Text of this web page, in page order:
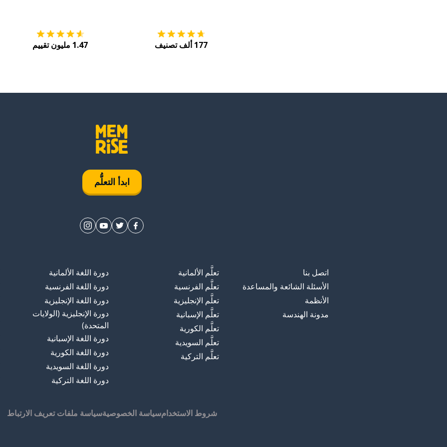
177 ألف تصنيف 1.47 مليون تقييم
ابدأ التعلُّم
اتصل بنا
الأسئلة الشائعة والمساعدة
الأنظمة
مدونة الهندسة
تعلَّم الألمانية
تعلَّم الفرنسية
تعلَّم الإنجليزية
تعلَّم الإسبانية
تعلَّم الكورية
تعلَّم السويدية
تعلَّم التركية
دورة اللغة الألمانية
دورة اللغة الفرنسية
دورة اللغة الإنجليزية
دورة الإنجليزية (الولايات
المتحدة)
دورة اللغة الإسبانية
دورة اللغة الكورية
دورة اللغة السويدية
دورة اللغة التركية
شروط الاستخدامسياسة الخصوصيةسياسة ملفات تعريف الارتباط